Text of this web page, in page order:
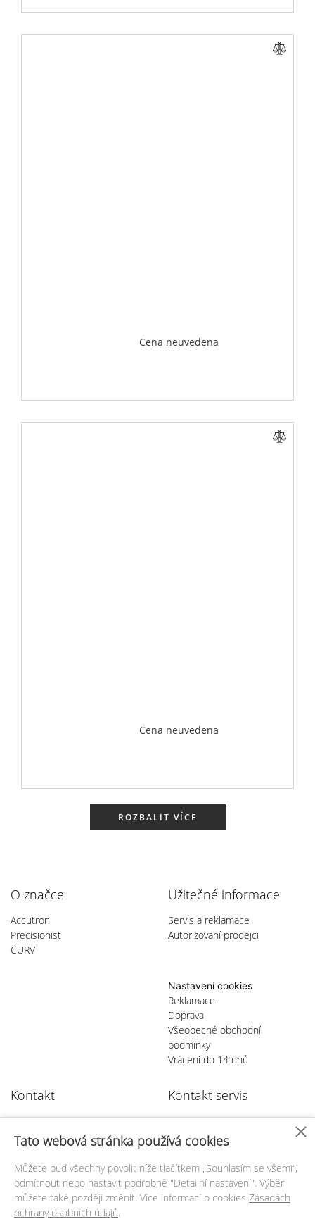
Cena neuvedena
Cena neuvedena
ROZBALIT VÍCE
O značce
Accutron
Precisionist
CURV
Užitečné informace
Servis a reklamace
Autorizovaní prodejci
Nastavení cookies
Reklamace
Doprava
Všeobecné obchodní
podmínky
Vrácení do 14 dnů
Kontakt
GOLDTIME a.s.
Výhradní distributor BULOVA
U Libeňského pivovaru 10
Praha 8 - Libeň
+420284 810 957
info@goldtime.cz
Kontakt servis
GOLDTIME a.s.
Autorizované servisní centrum
BULOVA
U Libeňského pivovaru 10
Praha 8 - Libeň
+420284 821 344
Tato webová stránka používá cookies
Můžete buď všechny povolit níže tlačítkem „Souhlasím se všemi“,
odmítnout nebo nastavit podrobně "Detailní nastavení". Výběr
můžete také později změnit. Více informací o cookies Zásadách
ochrany osobních údajů.